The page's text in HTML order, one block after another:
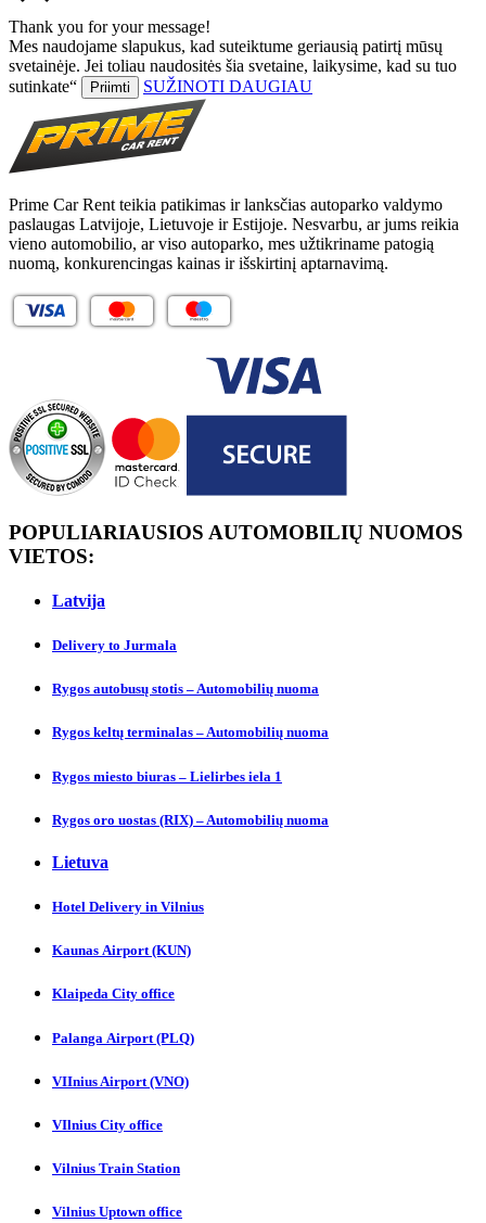
Thank you for your message!
Mes naudojame slapukus, kad suteiktume geriausią patirtį mūsų
svetainėje. Jei toliau naudositės šia svetaine, laikysime, kad su tuo
sutinkate“
Priimti SUŽINOTI DAUGIAU
Prime Car Rent teikia patikimas ir lanksčias autoparko valdymo
paslaugas Latvijoje, Lietuvoje ir Estijoje. Nesvarbu, ar jums reikia
vieno automobilio, ar viso autoparko, mes užtikriname patogią
nuomą, konkurencingas kainas ir išskirtinį aptarnavimą.
POPULIARIAUSIOS AUTOMOBILIŲ NUOMOS
VIETOS:
Latvija
Delivery to Jurmalа
Rygos autobusų stotis – Automobilių nuoma
Rygos keltų terminalas – Automobilių nuoma
Rygos miesto biuras – Lielirbes iela 1
Rygos oro uostas (RIX) – Automobilių nuoma
Lietuva
Hotel Delivery in Vilnіus
Kaunas Аirport (KUN)
Klaipeda City officе
Palanga Аirport (PLQ)
VIInius Airport (VNO)
VIlnius City оffice
Vilnius Trаin Station
Vilnius Uptown officе